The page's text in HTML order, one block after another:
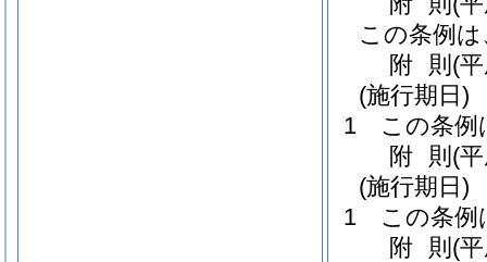
この条例
附 則 (
(施行期日)
1
この条例
附 則 (
(施行期日)
1
この条例
附 則 (